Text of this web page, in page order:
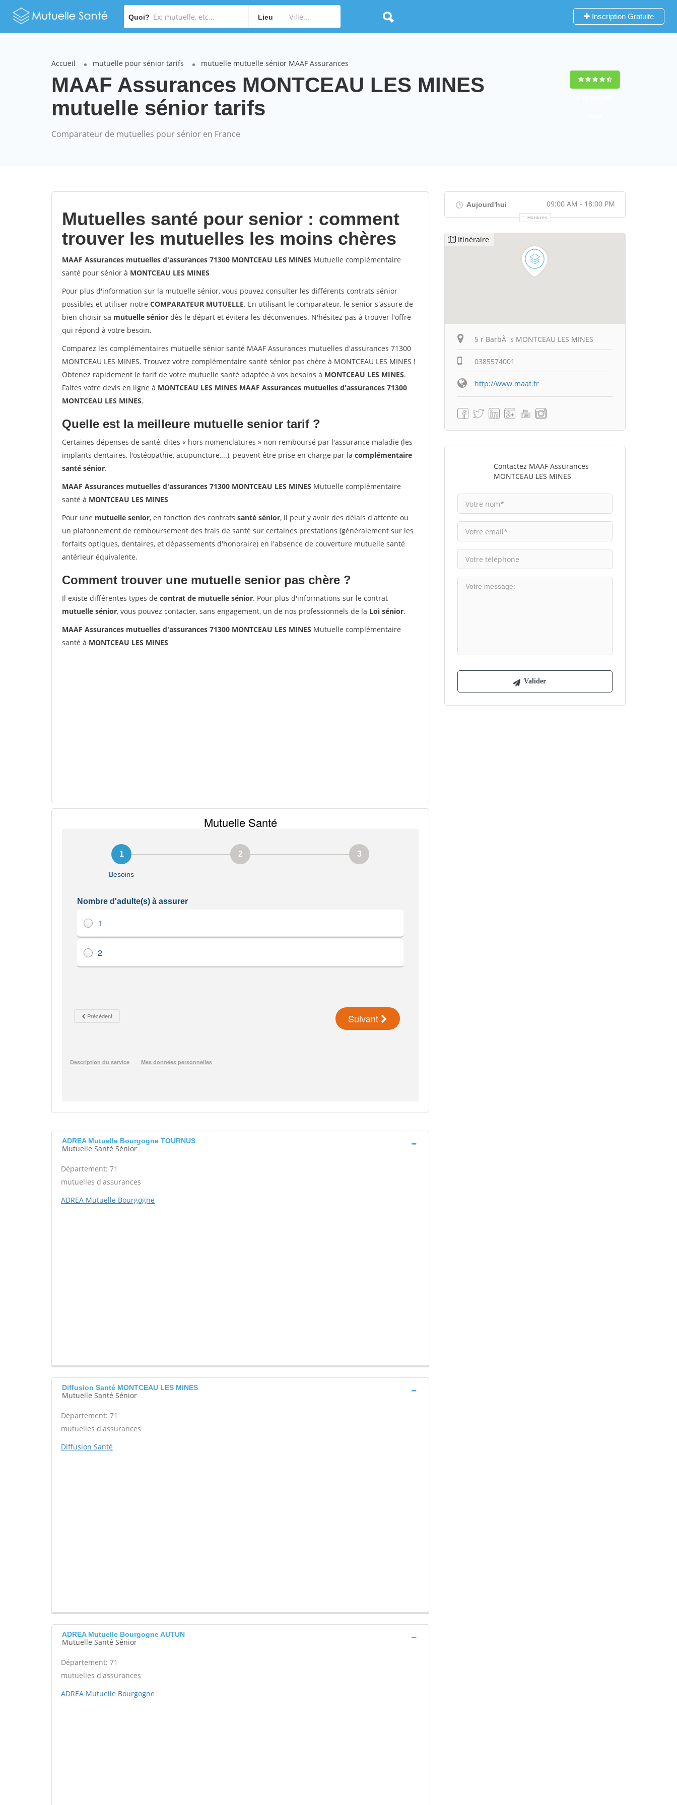
Quoi? Lieu Inscription Gratuite
Accueil mutuelle pour sénior tarifs mutuelle mutuelle sénior MAAF Assurances
MAAF Assurances MONTCEAU LES MINES
mutuelle sénior tarifs
Comparateur de mutuelles pour sénior en France
Mutuelles santé pour senior : comment
trouver les mutuelles les moins chères
MAAF Assurances mutuelles d'assurances 71300 MONTCEAU LES MINES Mutuelle complémentaire
santé pour sénior à MONTCEAU LES MINES
Pour plus d'information sur la mutuelle sénior, vous pouvez consulter les différents contrats sénior
possibles et utiliser notre COMPARATEUR MUTUELLE. En utilisant le comparateur, le senior s'assure de
bien choisir sa mutuelle sénior dès le départ et évitera les déconvenues. N'hésitez pas à trouver l'offre
qui répond à votre besoin.
Comparez les complémentaires mutuelle sénior santé MAAF Assurances mutuelles d'assurances 71300
MONTCEAU LES MINES. Trouvez votre complémentaire santé sénior pas chère à MONTCEAU LES MINES !
Obtenez rapidement le tarif de votre mutuelle santé adaptée à vos besoins à MONTCEAU LES MINES.
Faites votre devis en ligne à MONTCEAU LES MINES MAAF Assurances mutuelles d'assurances 71300
MONTCEAU LES MINES.
Quelle est la meilleure mutuelle senior tarif ?
Certaines dépenses de santé, dites « hors nomenclatures » non remboursé par l'assurance maladie (les
implants dentaires, l'ostéopathie, acupuncture,...), peuvent être prise en charge par la complémentaire
santé sénior.
MAAF Assurances mutuelles d'assurances 71300 MONTCEAU LES MINES Mutuelle complémentaire
santé à MONTCEAU LES MINES
Pour une mutuelle senior, en fonction des contrats santé sénior, il peut y avoir des délais d'attente ou
un plafonnement de remboursement des frais de santé sur certaines prestations (généralement sur les
forfaits optiques, dentaires, et dépassements d'honoraire) en l'absence de couverture mutuelle santé
antérieur équivalente.
Comment trouver une mutuelle senior pas chère ?
Il existe différentes types de contrat de mutuelle sénior. Pour plus d'informations sur le contrat
mutuelle sénior, vous pouvez contacter, sans engagement, un de nos professionnels de la Loi sénior.
MAAF Assurances mutuelles d'assurances 71300 MONTCEAU LES MINES Mutuelle complémentaire
santé à MONTCEAU LES MINES
ADREA Mutuelle Bourgogne TOURNUS
Mutuelle Santé Sénior
Département: 71
mutuelles d'assurances
ADREA Mutuelle Bourgogne
Diffusion Santé MONTCEAU LES MINES
Mutuelle Santé Sénior
Département: 71
mutuelles d'assurances
Diffusion Santé
ADREA Mutuelle Bourgogne AUTUN
Mutuelle Santé Sénior
Département: 71
mutuelles d'assurances
ADREA Mutuelle Bourgogne
Aujourd'hui 09:00 AM - 18:00 PM
Horaires
Itinéraire
5 r BarbÃ¨s MONTCEAU LES MINES
0385574001
http://www.maaf.fr
Contactez MAAF Assurances
MONTCEAU LES MINES